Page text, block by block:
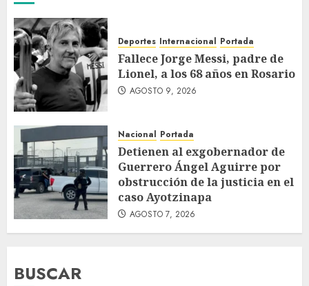
Deportes Internacional Portada
Fallece Jorge Messi, padre de
Lionel, a los 68 años en Rosario
AGOSTO 9, 2026
Nacional Portada
Detienen al exgobernador de
Guerrero Ángel Aguirre por
obstrucción de la justicia en el
caso Ayotzinapa
AGOSTO 7, 2026
BUSCAR